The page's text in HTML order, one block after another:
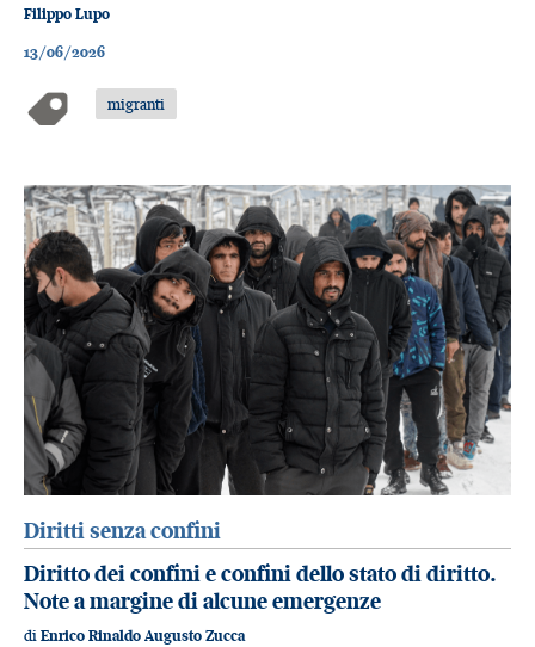
Filippo Lupo
13/06/2026
migranti
Diritti senza confini
Diritto dei confini e confini dello stato di diritto.
Note a margine di alcune emergenze
di Enrico Rinaldo Augusto Zucca